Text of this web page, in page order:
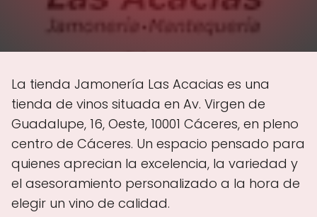
La tienda Jamonería Las Acacias es una
tienda de vinos situada en Av. Virgen de
Guadalupe, 16, Oeste, 10001 Cáceres, en pleno
centro de Cáceres. Un espacio pensado para
quienes aprecian la excelencia, la variedad y
el asesoramiento personalizado a la hora de
elegir un vino de calidad.